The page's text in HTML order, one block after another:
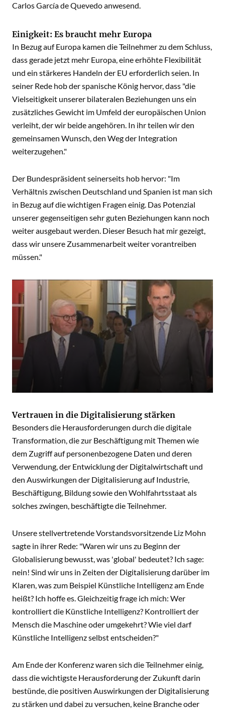
Carlos García de Quevedo anwesend.
Einigkeit: Es braucht mehr Europa
In Bezug auf Europa kamen die Teilnehmer zu dem Schluss,
dass gerade jetzt mehr Europa, eine erhöhte Flexibilität
und ein stärkeres Handeln der EU erforderlich seien. In
seiner Rede hob der spanische König hervor, dass "die
Vielseitigkeit unserer bilateralen Beziehungen uns ein
zusätzliches Gewicht im Umfeld der europäischen Union
verleiht, der wir beide angehören. In ihr teilen wir den
gemeinsamen Wunsch, den Weg der Integration
weiterzugehen."
Der Bundespräsident seinerseits hob hervor: "Im
Verhältnis zwischen Deutschland und Spanien ist man sich
in Bezug auf die wichtigen Fragen einig. Das Potenzial
unserer gegenseitigen sehr guten Beziehungen kann noch
weiter ausgebaut werden. Dieser Besuch hat mir gezeigt,
dass wir unsere Zusammenarbeit weiter vorantreiben
müssen."
Vertrauen in die Digitalisierung stärken
Besonders die Herausforderungen durch die digitale
Transformation, die zur Beschäftigung mit Themen wie
dem Zugriff auf personenbezogene Daten und deren
Verwendung, der Entwicklung der Digitalwirtschaft und
den Auswirkungen der Digitalisierung auf Industrie,
Beschäftigung, Bildung sowie den Wohlfahrtsstaat als
solches zwingen, beschäftigte die Teilnehmer.
Unsere stellvertretende Vorstandsvorsitzende Liz Mohn
sagte in ihrer Rede: "Waren wir uns zu Beginn der
Globalisierung bewusst, was 'global' bedeutet? Ich sage:
nein! Sind wir uns in Zeiten der Digitalisierung darüber im
Klaren, was zum Beispiel Künstliche Intelligenz am Ende
heißt? Ich hoffe es. Gleichzeitig frage ich mich: Wer
kontrolliert die Künstliche Intelligenz? Kontrolliert der
Mensch die Maschine oder umgekehrt? Wie viel darf
Künstliche Intelligenz selbst entscheiden?"
Am Ende der Konferenz waren sich die Teilnehmer einig,
dass die wichtigste Herausforderung der Zukunft darin
bestünde, die positiven Auswirkungen der Digitalisierung
zu stärken und dabei zu versuchen, keine Branche oder